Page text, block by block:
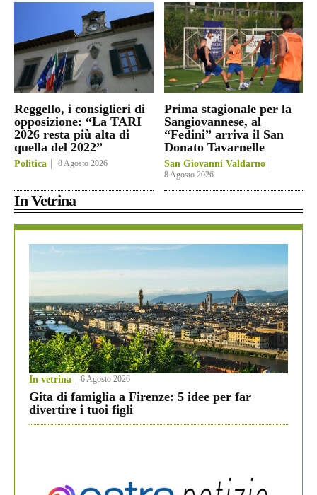
Reggello, i consiglieri di
opposizione: “La TARI
2026 resta più alta di
quella del 2022”
Politica 8 Agosto 2026
Prima stagionale per la
Sangiovannese, al
“Fedini” arriva il San
Donato Tavarnelle
San Giovanni Valdarno
8 Agosto 2026
In Vetrina
In vetrina 6 Agosto 2026
Gita di famiglia a Firenze: 5 idee per far
divertire i tuoi figli